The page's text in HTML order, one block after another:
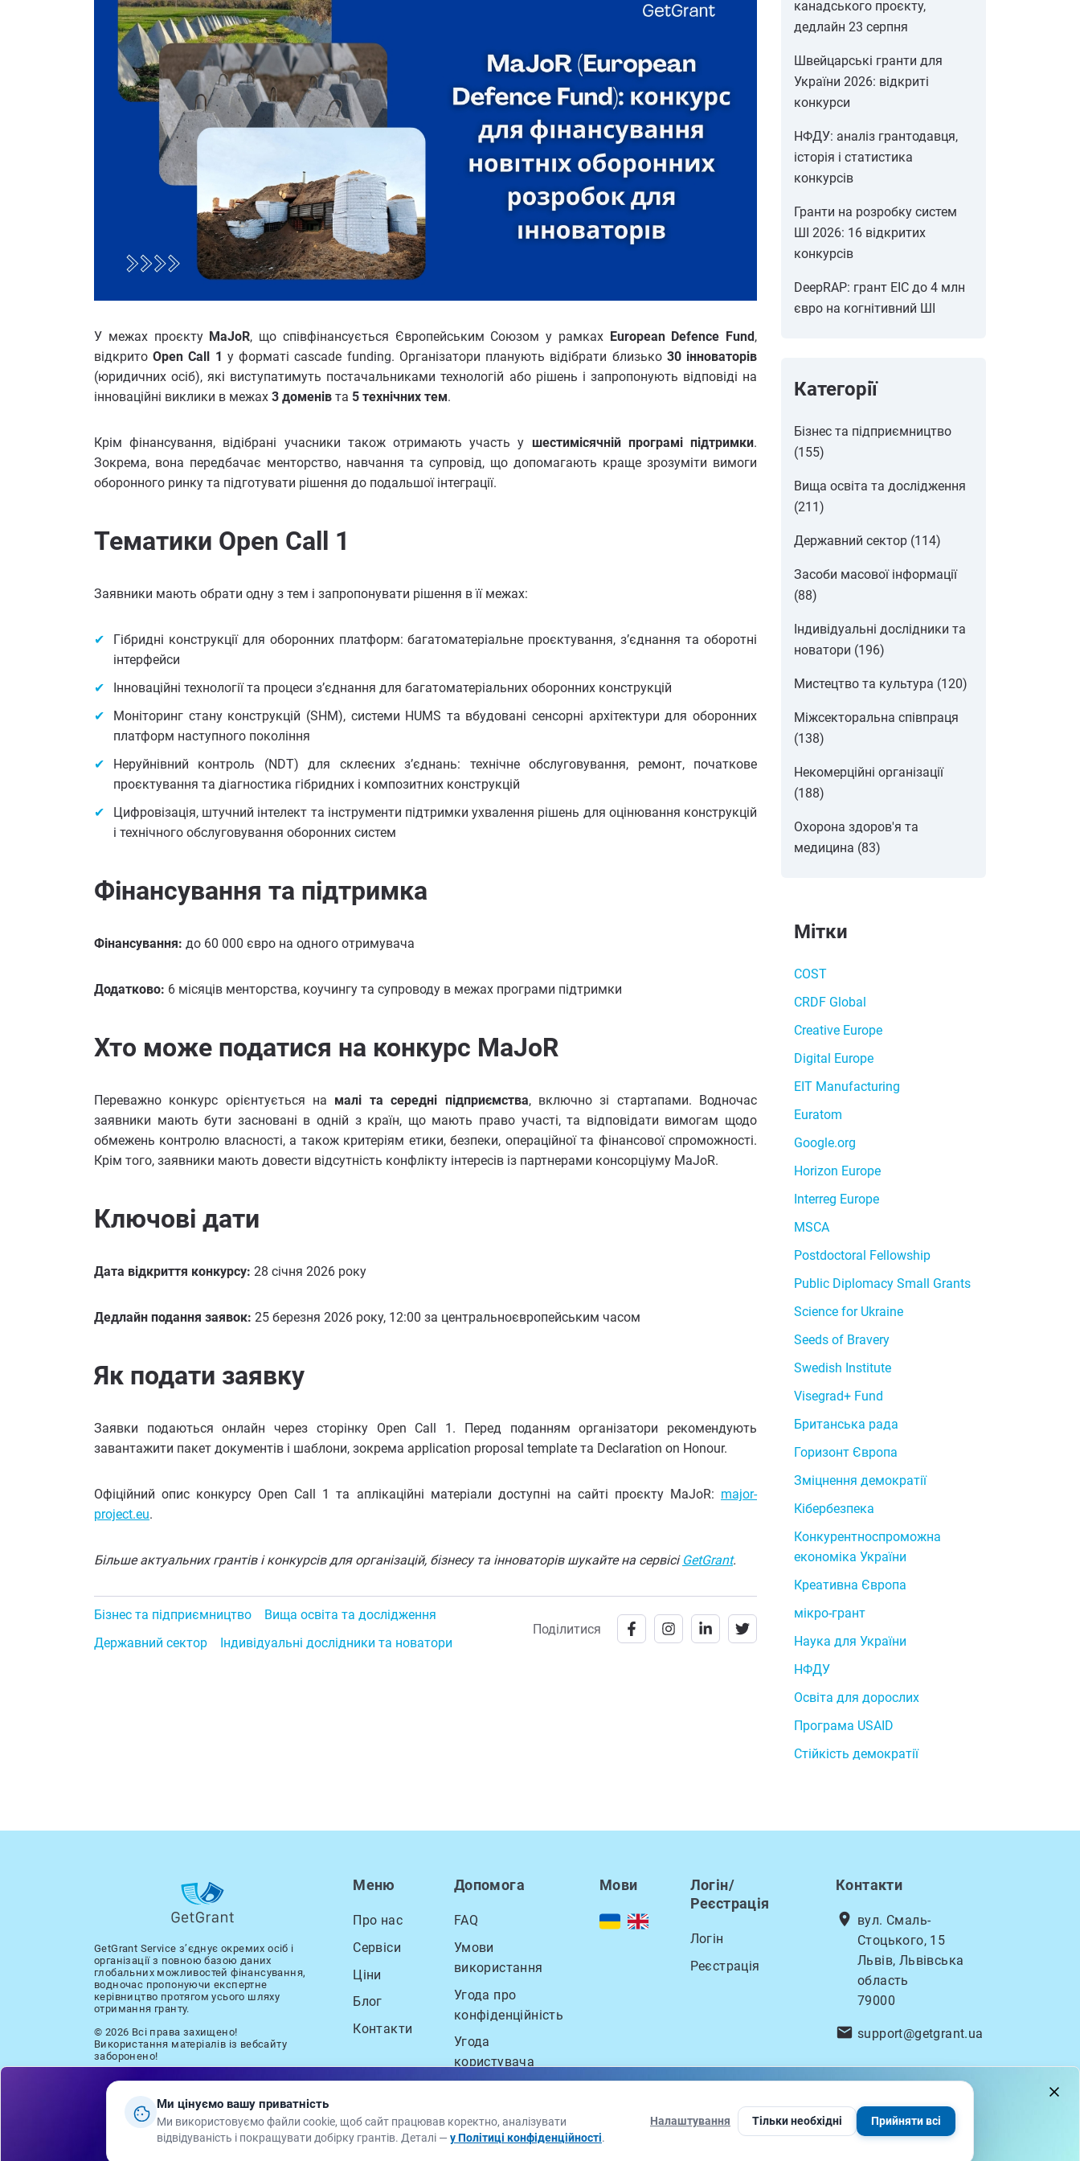
У межах проєкту MaJoR, що співфінансується Європейським Союзом у рамках European Defence Fund,
відкритоOpen Call 1 у форматі cascade funding. Організатори планують відібрати близько 30 інноваторів
(юридичних осіб), які виступатимуть постачальниками технологій або рішень і запропонують відповіді на
інноваційні виклики в межах 3 доменів та 5 технічних тем.
Крім фінансування, відібрані учасники також отримають участь у шестимісячній програмі підтримки.
Зокрема, вона передбачає менторство, навчання та супровід, що допомагають краще зрозуміти вимоги
оборонного ринку та підготувати рішення до подальшої інтеграції.
Тематики Open Call 1
Заявники мають обрати одну з тем і запропонувати рішення в її межах:
Гібридні конструкції для оборонних платформ: багатоматеріальне проєктування, з’єднання та оборотні
інтерфейси
Інноваційні технології та процеси з’єднання для багатоматеріальних оборонних конструкцій
Моніторинг стану конструкцій (SHM), системи HUMS та вбудовані сенсорні архітектури для оборонних
платформ наступного покоління
Неруйнівний контроль (NDT) для склеєних з’єднань: технічне обслуговування, ремонт, початкове
проєктування та діагностика гібридних і композитних конструкцій
Цифровізація, штучний інтелект та інструменти підтримки ухвалення рішень для оцінювання конструкцій
і технічного обслуговування оборонних систем
Фінансування та підтримка
Фінансування: до 60 000 євро на одного отримувача
Додатково: 6 місяців менторства, коучингу та супроводу в межах програми підтримки
Хто може податися на конкурс MaJoR
Переважно конкурс орієнтується на малі та середні підприємства, включно зі стартапами. Водночас
заявники мають бути засновані в одній з країн, що мають право участі, та відповідати вимогам щодо
обмежень контролю власності, а також критеріям етики, безпеки, операційної та фінансової спроможності.
Крім того, заявники мають довести відсутність конфлікту інтересів із партнерами консорціуму MaJoR.
Ключові дати
Дата відкриття конкурсу: 28 січня 2026 року
Дедлайн подання заявок: 25 березня 2026 року, 12:00 за центральноєвропейським часом
Як подати заявку
Заявки подаються онлайн через сторінку Open Call 1. Перед поданням організатори рекомендують
завантажити пакет документів і шаблони, зокрема application proposal template та Declaration on Honour.
Офіційний опис конкурсу Open Call 1 та аплікаційні матеріали доступні на сайті проєкту MaJoR: major-
project.eu.
Більше актуальних грантів і конкурсів для організацій, бізнесу та інноваторів шукайте на сервісі GetGrant.
Бізнес та підприємництво
Вища освіта та дослідження
Державний сектор
Індивідуальні дослідники та новатори
Поділитися
канадського проєкту,
дедлайн 23 серпня
Швейцарські гранти для
України 2026: відкриті
конкурси
НФДУ: аналіз грантодавця,
історія і статистика
конкурсів
Гранти на розробку систем
ШІ 2026: 16 відкритих
конкурсів
DeepRAP: грант EIC до 4 млн
євро на когнітивний ШІ
Категорії
Бізнес та підприємництво
(155)
Вища освіта та дослідження
(211)
Державний сектор (114)
Засоби масової інформації
(88)
Індивідуальні дослідники та
новатори (196)
Мистецтво та культура (120)
Міжсекторальна співпраця
(138)
Некомерційні організації
(188)
Охорона здоров'я та
медицина (83)
Мітки
COST
CRDF Global
Creative Europe
Digital Europe
EIT Manufacturing
Euratom
Google.org
Horizon Europe
Interreg Europe
MSCA
Postdoctoral Fellowship
Public Diplomacy Small Grants
Science for Ukraine
Seeds of Bravery
Swedish Institute
Visegrad+ Fund
Британська рада
Горизонт Європа
Зміцнення демократії
Кібербезпека
Конкурентноспроможна
економіка України
Креативна Європа
мікро-грант
Наука для України
НФДУ
Освіта для дорослих
Програма USAID
Стійкість демократії
GetGrant Service з’єднує окремих осіб і
організації з повною базою даних
глобальних можливостей фінансування,
водночас пропонуючи експертне
керівництво протягом усього шляху
отримання гранту.
© 2026 Всі права захищено!
Використання матеріалів із вебсайту
заборонено!
Меню
Про нас
Сервіси
Ціни
Блог
Контакти
Допомога
FAQ
Умови
використання
Угода про
конфіденційність
Угода
користувача
Мови
Логін/
Реєстрація
Логін
Реєстрація
Контакти
location_on вул. Смаль-
Стоцького, 15
Львів, Львівська
область
79000
email support@getgrant.ua
Ми цінуємо вашу приватність
Ми використовуємо файли cookie, щоб сайт працював коректно, аналізувати
відвідуваність і покращувати добірку грантів. Деталі — у Політиці конфіденційності.
Налаштування Тільки необхідні Прийняти всі
Ваше Ім'я Електронна пошта